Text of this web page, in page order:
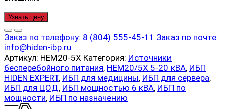
Узнать цену
Заказ по телефону: 8 (804) 555-45-11 Заказ по почте:
info@hiden-ibp.ru
Артикул: HEM20-5X Категория: Источники
бесперебойного питания, HEM20/5X 5-20 кВА, ИБП
HIDEN EXPERT, ИБП для медицины, ИБП для сервера,
ИБП для ЦОД, ИБП мощностью 6 кВА, ИБП по
мощности, ИБП по назначению